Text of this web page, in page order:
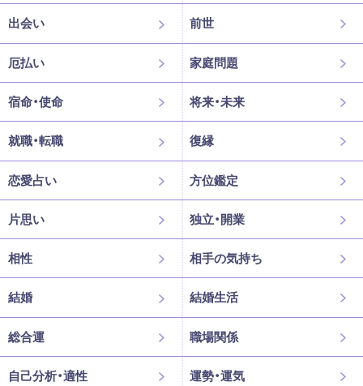
出会い 前世
厄払い 家庭問題
宿命・使命 将来・未来
就職・転職 復縁
恋愛占い 方位鑑定
片思い 独立・開業
相性 相手の気持ち
結婚 結婚生活
総合運 職場関係
自己分析・適性 運勢・運気